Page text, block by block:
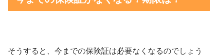
そうすると、今までの保険証は必要なくなるのでしょう